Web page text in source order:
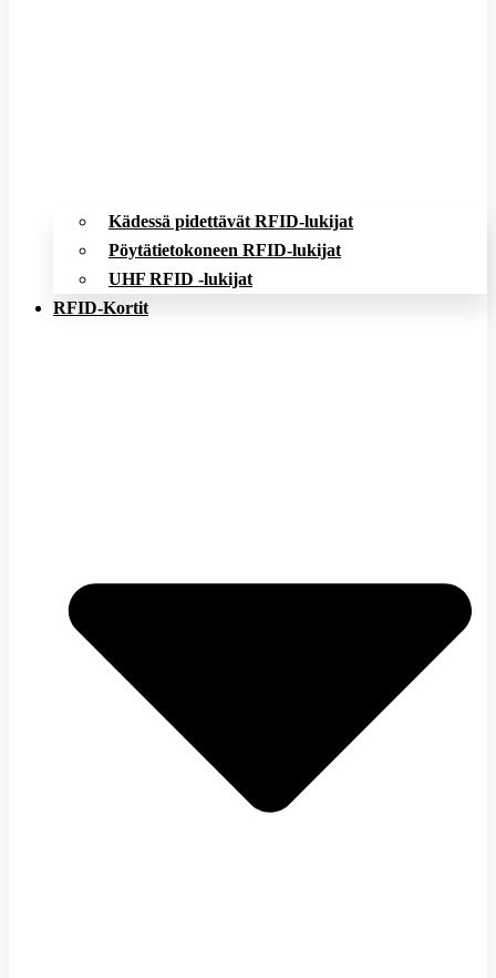
Kädessä pidettävät RFID-lukijat
Pöytätietokoneen RFID-lukijat
UHF RFID -lukijat
RFID-Kortit